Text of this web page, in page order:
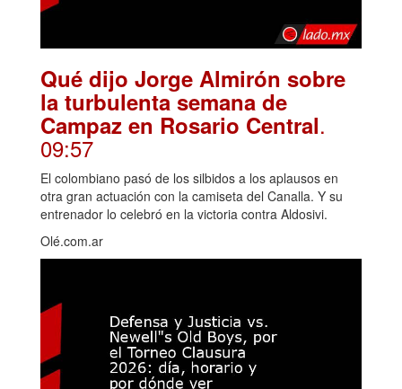
Qué dijo Jorge Almirón sobre
la turbulenta semana de
Campaz en Rosario Central.
09:57
El colombiano pasó de los silbidos a los aplausos en
otra gran actuación con la camiseta del Canalla. Y su
entrenador lo celebró en la victoria contra Aldosivi.
Olé.com.ar